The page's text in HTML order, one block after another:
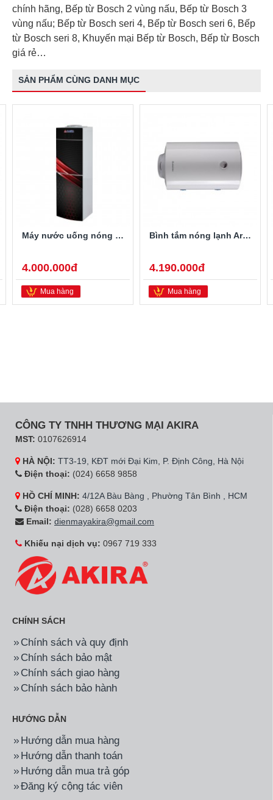
chính hãng, Bếp từ Bosch 2 vùng nấu, Bếp từ Bosch 3
vùng nấu; Bếp từ Bosch seri 4, Bếp từ Bosch seri 6, Bếp
từ Bosch seri 8, Khuyến mại Bếp từ Bosch, Bếp từ Bosch
giá rẻ…
SẢN PHẨM CÙNG DANH MỤC
Máy nước uống nóng lạnh Alaska R-80
4.000.000đ
Mua hàng
Bình tắm nóng lạnh Ariston PRO-R40SH 2.5FE 40 Lít
4.190.000đ
Mua hàng
CÔNG TY TNHH THƯƠNG MẠI AKIRA
MST: 0107626914
HÀ NỘI: TT3-19, KĐT mới Đại Kim, P. Định Công, Hà Nội
Điện thoại: (024) 6658 9858
HỒ CHÍ MINH: 4/12A Bàu Bàng , Phường Tân Bình , HCM
Điện thoại: (028) 6658 0203
Email: dienmayakira@gmail.com
Khiếu nại dịch vụ: 0967 719 333
CHÍNH SÁCH
Chính sách và quy định
Chính sách bảo mật
Chính sách giao hàng
Chính sách bảo hành
HƯỚNG DẪN
Hướng dẫn mua hàng
Hướng dẫn thanh toán
Hướng dẫn mua trả góp
Đăng ký cộng tác viên